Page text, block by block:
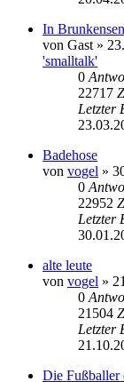
In
von Gast »
'smalltalk'
0
22717
Letzter
Badehose
von vogel »
0
22952
Letzter
alte leute
von vogel »
0
21504
Letzter
Die Fußballer